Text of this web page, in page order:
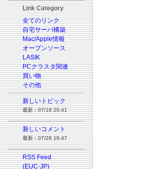
Link Category
全てのリンク
自宅サーバ構築
Mac/Apple情報
オープンソース
LASIK
PCクラスタ関連
買い物
その他
新しいトピック
最新：07/18 20:41
新しいコメント
最新：07/28 16:47
RSS Feed
(EUC-JP)